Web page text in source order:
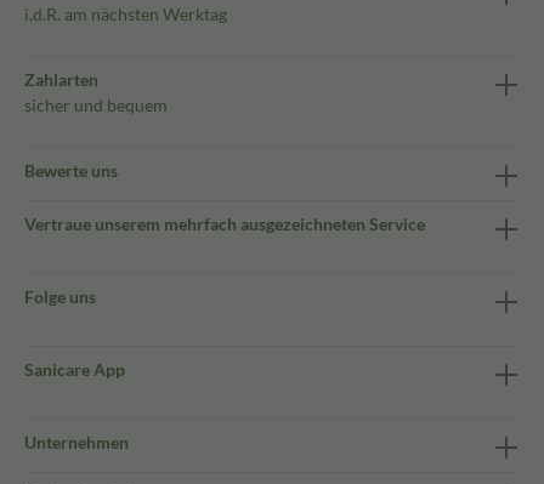
i.d.R. am nächsten Werktag
Zahlarten
sicher und bequem
Bewerte uns
Vertraue unserem mehrfach ausgezeichneten Service
Folge uns
Sanicare App
Unternehmen